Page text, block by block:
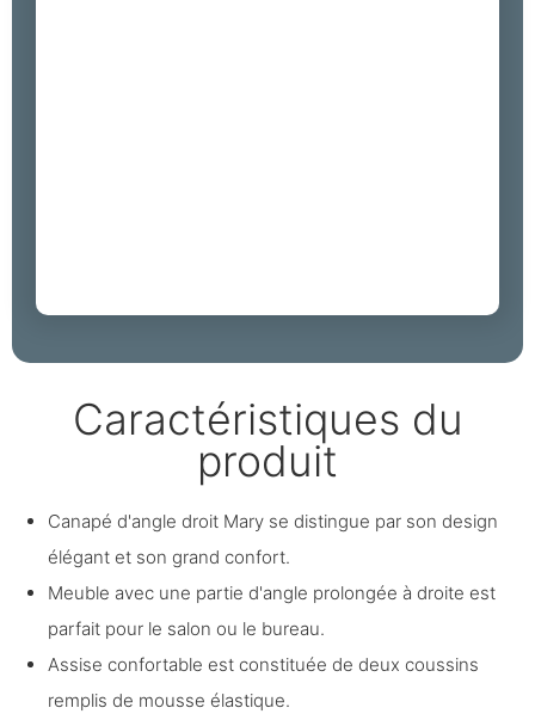
Caractéristiques du
produit
Canapé d'angle droit Mary se distingue par son design
élégant et son grand confort.
Meuble avec une partie d'angle prolongée à droite est
parfait pour le salon ou le bureau.
Assise confortable est constituée de deux coussins
remplis de mousse élastique.